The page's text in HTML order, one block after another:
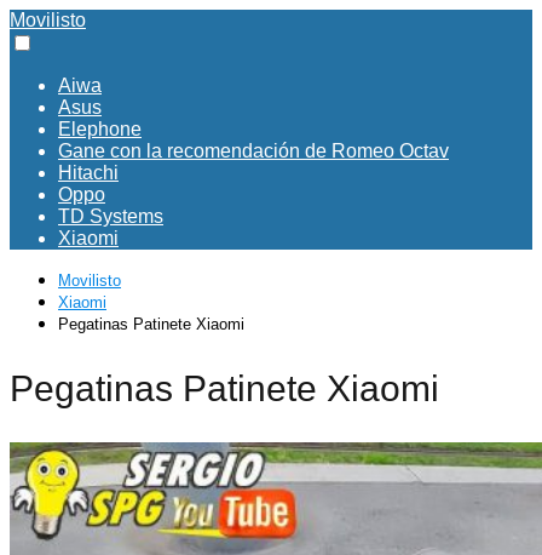
Movilisto
Aiwa
Asus
Elephone
Gane con la recomendación de Romeo Octav
Hitachi
Oppo
TD Systems
Xiaomi
Movilisto
Xiaomi
Pegatinas Patinete Xiaomi
Pegatinas Patinete Xiaomi